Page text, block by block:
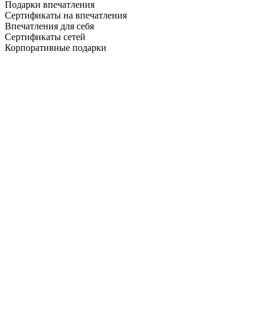
Подарки впечатления
Сертификаты на впечатления
Впечатления для себя
Сертификаты сетей
Корпоративные подарки